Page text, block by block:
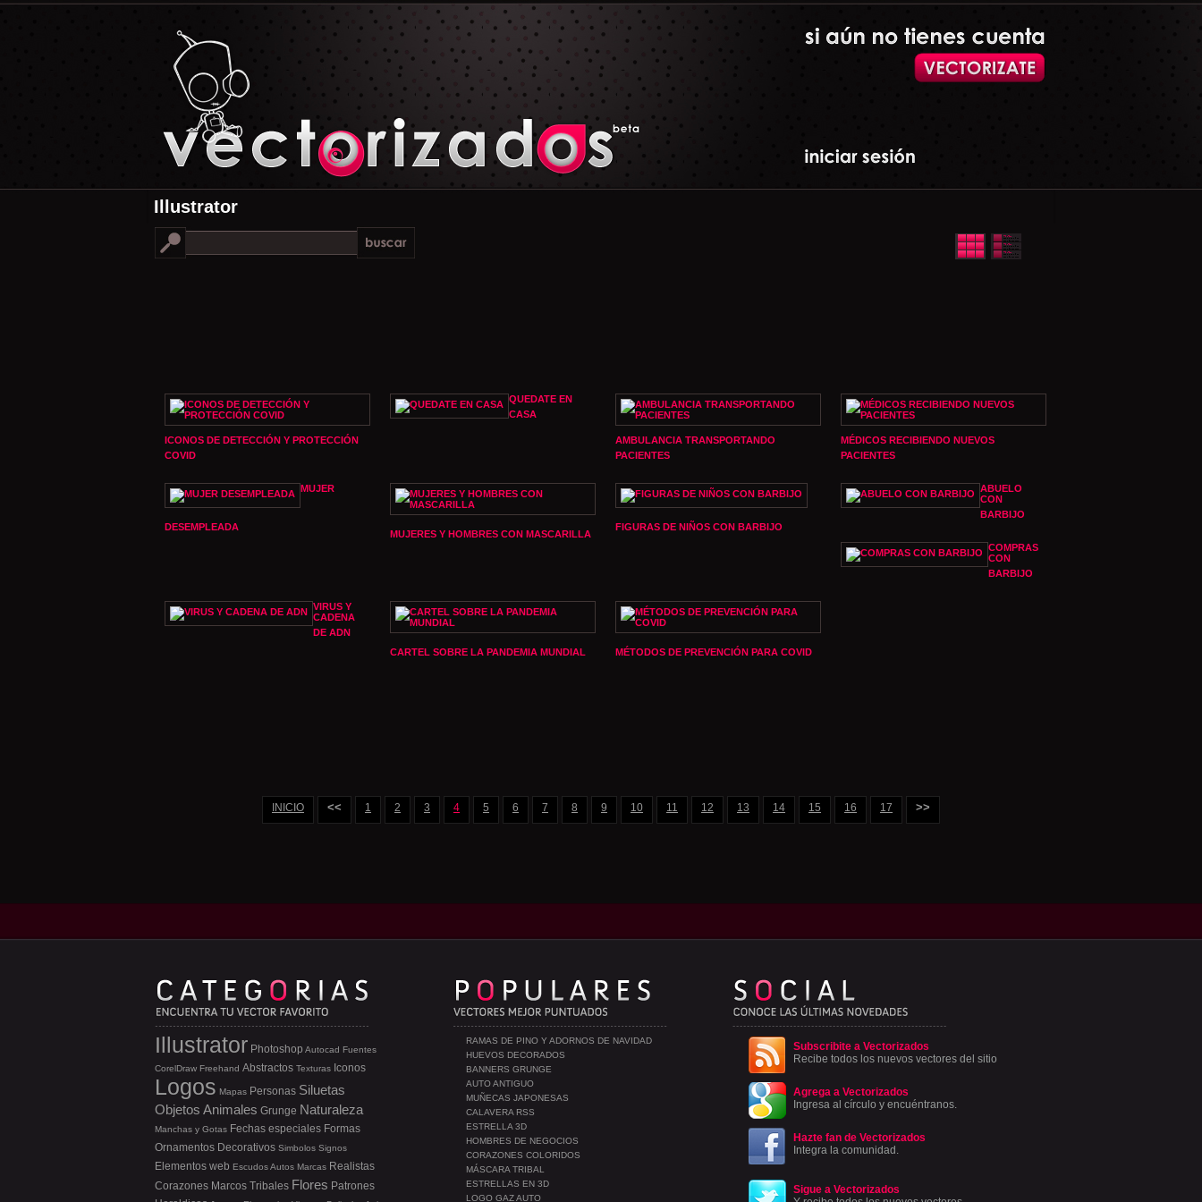
Illustrator
ICONOS DE DETECCIÓN Y PROTECCIÓN
COVID
QUEDATE EN
CASA
AMBULANCIA TRANSPORTANDO
PACIENTES
MÉDICOS RECIBIENDO NUEVOS
PACIENTES
MUJER
DESEMPLEADA
MUJERES Y HOMBRES CON MASCARILLA
FIGURAS DE NIÑOS CON BARBIJO
ABUELO
CON
BARBIJO
COMPRAS
CON
BARBIJO
VIRUS Y
CADENA
DE ADN
CARTEL SOBRE LA PANDEMIA MUNDIAL
MÉTODOS DE PREVENCIÓN PARA COVID
INICIO << 1 2 3 4 5 6 7 8 9 10 11 12 13 14 15 16 17 >>
Subscribite a Vectorizados
Recibe todos los nuevos vectores del sitio
Agrega a Vectorizados
Ingresa al círculo y encuéntranos.
Hazte fan de Vectorizados
Integra la comunidad.
Sigue a Vectorizados
RAMAS DE PINO Y ADORNOS DE NAVIDAD
HUEVOS DECORADOS
BANNERS GRUNGE
AUTO ANTIGUO
MUÑECAS JAPONESAS
CALAVERA RSS
ESTRELLA 3D
HOMBRES DE NEGOCIOS
CORAZONES COLORIDOS
MÁSCARA TRIBAL
ESTRELLAS EN 3D
LOGO GAZ AUTO
Illustrator Photoshop Autocad Fuentes
CorelDraw Freehand Abstractos Texturas Iconos
Logos Mapas Personas Siluetas
Objetos Animales Grunge Naturaleza
Manchas y Gotas Fechas especiales Formas
Ornamentos Decorativos Simbolos Signos
Elementos web EscudosAutos Marcas Realistas
Corazones Marcos Tribales Flores Patrones